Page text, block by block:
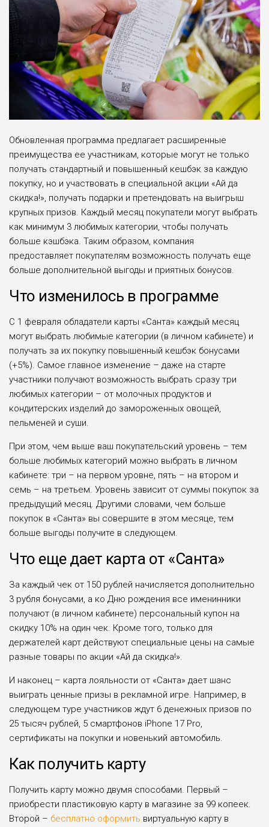
Обновленная программа предлагает расширенные
преимущества ее участникам, которые могут не только
получать стандартный и повышенный кешбэк за каждую
покупку, но и участвовать в специальной акции «Ай да
скидка!», получать подарки и претендовать на выигрыш
крупных призов. Каждый месяц покупатели могут выбрать
как минимум 3 любимых категории, чтобы получать
больше кэшбэка. Таким образом, компания
предоставляет покупателям возможность получать еще
больше дополнительной выгоды и приятных бонусов.
Что изменилось в программе
С 1 февраля обладатели карты «Санта» каждый месяц
могут выбрать любимые категории (в личном кабинете) и
получать за их покупку повышенный кешбэк бонусами
(+5%). Самое главное изменение – даже на старте
участники получают возможность выбрать сразу три
любимых категории – от молочных продуктов и
кондитерских изделий до замороженных овощей,
пельменей и суши.
При этом, чем выше ваш покупательский уровень – тем
больше любимых категорий можно выбрать в личном
кабинете: три – на первом уровне, пять – на втором и
семь – на третьем. Уровень зависит от суммы покупок за
предыдущий месяц. Другими словами, чем больше
покупок в «Санта» вы совершите в этом месяце, тем
больше выгоды получите в следующем.
Что еще дает карта от «Санта»
За каждый чек от 150 рублей начисляется дополнительно
3 рубля бонусами, а ко Дню рождения все именинники
получают (в личном кабинете) персональный купон на
скидку 10% на один чек. Кроме того, только для
держателей карт действуют специальные цены на самые
разные товары по акции «Ай да скидка!».
И наконец – карта лояльности от «Санта» дает шанс
выиграть ценные призы в рекламной игре. Например, в
следующем туре участников ждут 6 денежных призов по
25 тысяч рублей, 5 смартфонов iPhone 17 Pro,
сертификаты на покупки и новенький автомобиль.
Как получить карту
Получить карту можно двумя способами. Первый –
приобрести пластиковую карту в магазине за 99 копеек.
Второй – бесплатно оформить виртуальную карту в